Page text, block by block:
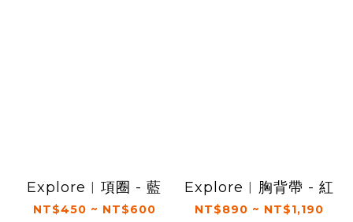
Explore︱項圈 - 藍
NT$450 ~ NT$600
Explore︱胸背帶 - 紅
NT$890 ~ NT$1,190